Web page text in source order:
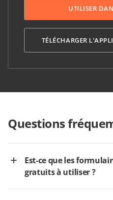
UTILISER
TÉLÉCHARGER
Questions
Est-ce que les
gratuits à utiliser ?